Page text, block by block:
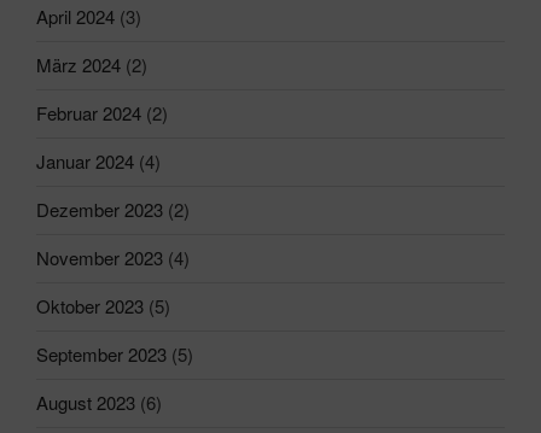
April 2024 (3)
März 2024 (2)
Februar 2024 (2)
Januar 2024 (4)
Dezember 2023 (2)
November 2023 (4)
Oktober 2023 (5)
September 2023 (5)
August 2023 (6)